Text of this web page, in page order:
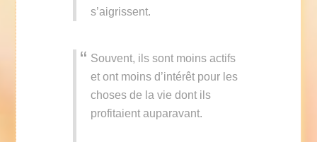
s’aigrissent.
Souvent, ils sont moins actifs
et ont moins d’intérêt pour les
choses de la vie dont ils
profitaient auparavant.